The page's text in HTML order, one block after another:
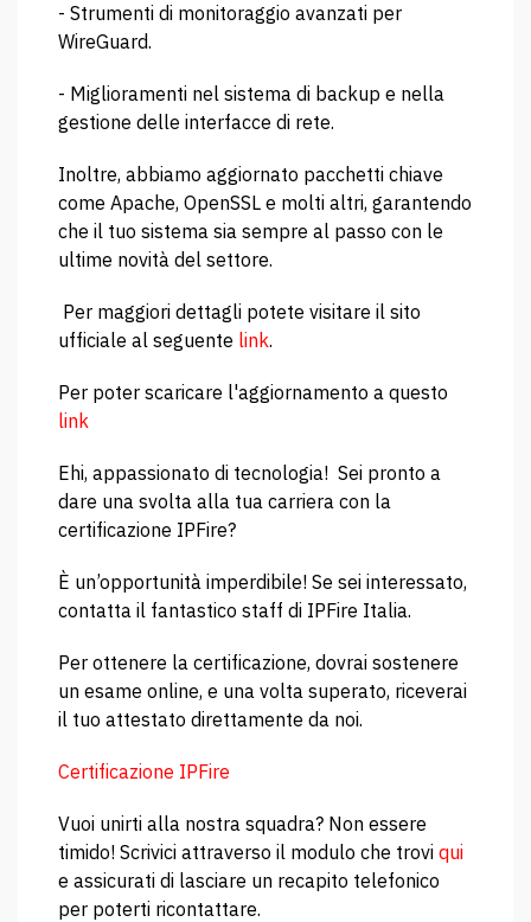
- Strumenti di monitoraggio avanzati per
WireGuard.
- Miglioramenti nel sistema di backup e nella
gestione delle interfacce di rete.
Inoltre, abbiamo aggiornato pacchetti chiave
come Apache, OpenSSL e molti altri, garantendo
che il tuo sistema sia sempre al passo con le
ultime novità del settore.
Per maggiori dettagli potete visitare il sito
ufficiale al seguente link.
Per poter scaricare l'aggiornamento a questo
link
Ehi, appassionato di tecnologia! Sei pronto a
dare una svolta alla tua carriera con la
certificazione IPFire?
È un’opportunità imperdibile! Se sei interessato,
contatta il fantastico staff di IPFire Italia.
Per ottenere la certificazione, dovrai sostenere
un esame online, e una volta superato, riceverai
il tuo attestato direttamente da noi.
Certificazione IPFire
Vuoi unirti alla nostra squadra? Non essere
timido! Scrivici attraverso il modulo che trovi qui
e assicurati di lasciare un recapito telefonico
per poterti ricontattare.